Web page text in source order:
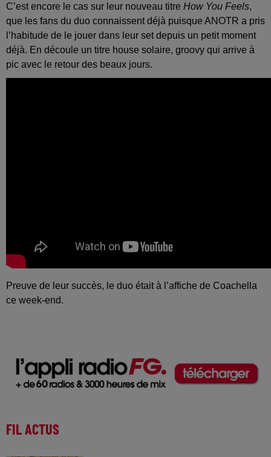
C’est encore le cas sur leur nouveau titre How You Feels,
que les fans du duo connaissent déjà puisque ANOTR a pris
l’habitude de le jouer dans leur set depuis un petit moment
déjà. En découle un titre house solaire, groovy qui arrive à
pic avec le retour des beaux jours.
Preuve de leur succès, le duo était à l’affiche de Coachella
ce week-end.
FIL ACTUS